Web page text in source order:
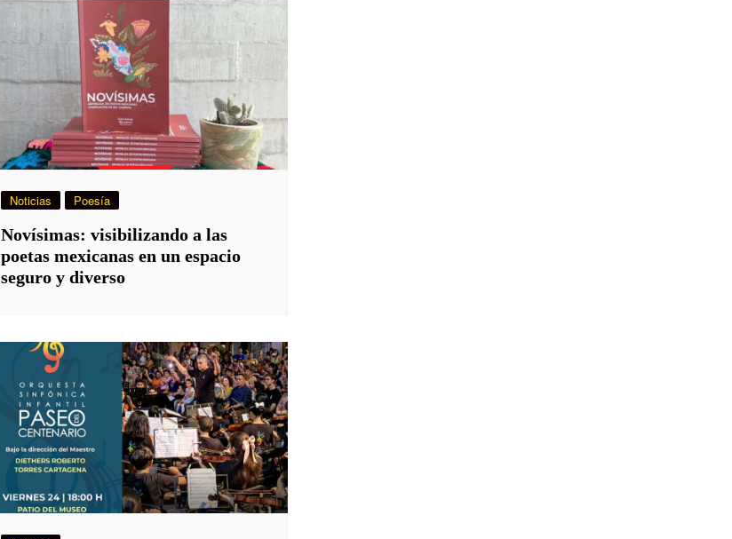
Noticias Poesía
Novísimas: visibilizando a las
poetas mexicanas en un espacio
seguro y diverso